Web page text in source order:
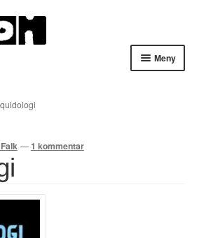
Meny
—1 kommentar